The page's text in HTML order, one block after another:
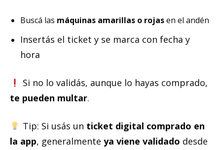
Buscá las máquinas amarillas o rojasen el andén
Insertás el ticket y se marca con fecha y
hora
Si no lo validás, aunque lo hayas comprado,
te pueden multar.
Tip: Si usás un ticket digital comprado en
la app, generalmente ya viene validado desde